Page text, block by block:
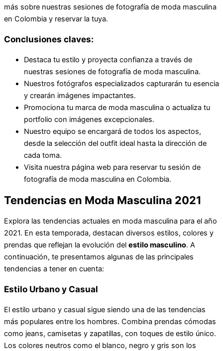
más sobre nuestras sesiones de fotografía de moda masculina
en Colombia y reservar la tuya.
Conclusiones claves:
Destaca tu estilo y proyecta confianza a través de
nuestras sesiones de fotografía de moda masculina.
Nuestros fotógrafos especializados capturarán tu esencia
y crearán imágenes impactantes.
Promociona tu marca de moda masculina o actualiza tu
portfolio con imágenes excepcionales.
Nuestro equipo se encargará de todos los aspectos,
desde la selección del outfit ideal hasta la dirección de
cada toma.
Visita nuestra página web para reservar tu sesión de
fotografía de moda masculina en Colombia.
Tendencias en Moda Masculina 2021
Explora las tendencias actuales en moda masculina para el año
2021. En esta temporada, destacan diversos estilos, colores y
prendas que reflejan la evolución del estilo masculino. A
continuación, te presentamos algunas de las principales
tendencias a tener en cuenta:
Estilo Urbano y Casual
El estilo urbano y casual sigue siendo una de las tendencias
más populares entre los hombres. Combina prendas cómodas
como jeans, camisetas y zapatillas, con toques de estilo único.
Los colores neutros como el blanco, negro y gris son los